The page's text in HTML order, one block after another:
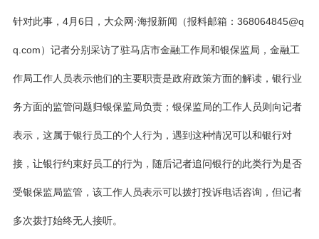
针对此事，4月6日，大众网·海报新闻（报料邮箱：368064845@q
q.com）记者分别采访了驻马店市金融工作局和银保监局，金融工
作局工作人员表示他们的主要职责是政府政策方面的解读，银行业
务方面的监管问题归银保监局负责；银保监局的工作人员则向记者
表示，这属于银行员工的个人行为，遇到这种情况可以和银行对
接，让银行约束好员工的行为，随后记者追问银行的此类行为是否
受银保监局监管，该工作人员表示可以拨打投诉电话咨询，但记者
多次拨打始终无人接听。